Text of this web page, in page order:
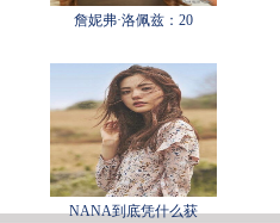
詹妮弗·洛佩兹：20
NANA到底凭什么获